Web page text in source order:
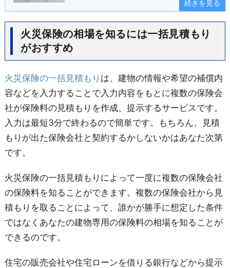
続きを見る
火災保険の相場を知るには一括見積もり
がおすすめ
火災保険の一括見積もり は、建物の情報や希望の補償内
容などを入力することで入力内容をもとに複数の保険会
社が保険料の見積もりを作成、提示するサービスです。
入力は最短3分で終わるので簡単です。もちろん、見積
もりが出た保険会社と契約するかしないかはあなた次第
です。
火災保険の一括見積もりによって一度に複数の保険会社
の保険料を知ることができます。複数の保険会社から見
積もりを取ることによって、誰かが勝手に想定した条件
ではなくあなたの建物専用の保険料の相場を知ることが
できるのです。
住宅の販売会社や住宅ローンを借りる銀行などから提示